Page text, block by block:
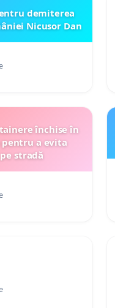
demiterea
Nicusor Dan
închise în
a evita
stradă